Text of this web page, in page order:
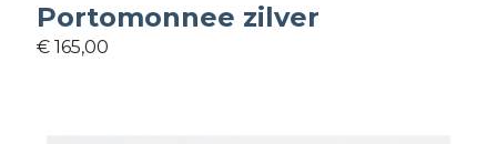
Portomonnee zilver
€ 165,00